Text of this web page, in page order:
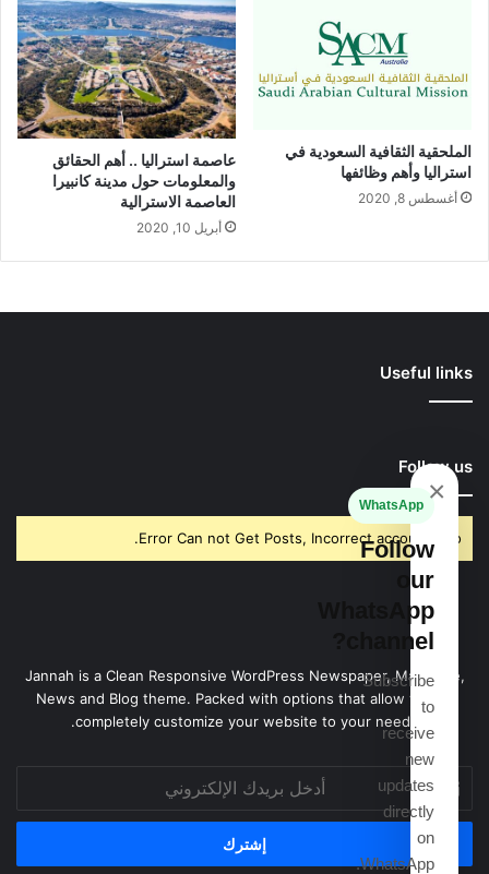
الملحقية الثقافية السعودية في
استراليا وأهم وظائفها
أغسطس 8, 2020
عاصمة استراليا .. أهم الحقائق
والمعلومات حول مدينة كانبيرا
العاصمة الاسترالية
أبريل 10, 2020
Useful links
Follow us
Error Can not Get Posts, Incorrect account info.
Jannah is a Clean Responsive WordPress Newspaper, Magazine,
News and Blog theme. Packed with options that allow you to
completely customize your website to your needs.
بريدك
الإلكتروني
×
WhatsApp
Follow
our
WhatsApp
channel?
Subscribe
to
receive
new
updates
directly
on
WhatsApp.